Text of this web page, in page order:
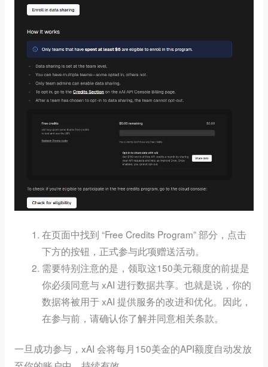
在页面中找到 “Free Credits Program” 部分，点击
下方的按钮，正式参与此项赠送活动。
需要特别注意的是，领取这150美元额度的前提是
你必须同意与 xAI 进行数据共享。也就是说，你的
数据将被用于 xAI 提供服务的改进和优化。因此，
在参与前，请确认你了解并同意相关条款。
一旦成功参与，xAI 会将每月150美金的API额度自动发放